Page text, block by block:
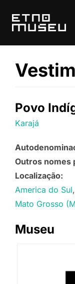
para
Povo
Karajá
Outros nomes
Localização:
America do Sul
Mato Grosso
Museu